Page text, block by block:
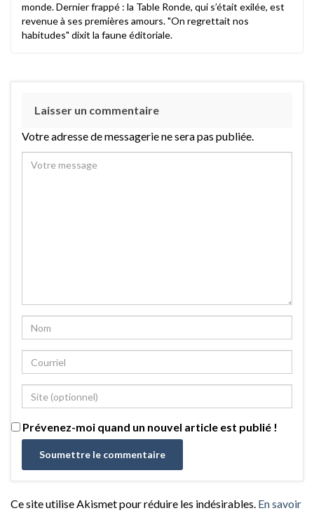
monde. Dernier frappé : la Table Ronde, qui s’était exilée, est
revenue à ses premières amours. "On regrettait nos
habitudes" dixit la faune éditoriale.
Laisser un commentaire
Votre adresse de messagerie ne sera pas publiée.
Prévenez-moi quand un nouvel article est publié !
Ce site utilise Akismet pour réduire les indésirables. En savoir